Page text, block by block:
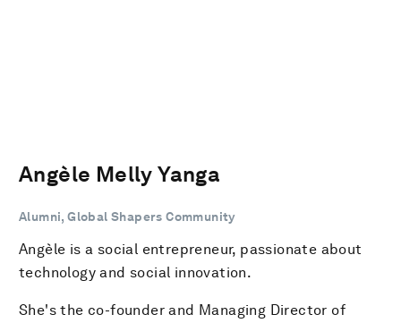
Angèle Melly Yanga
Alumni, Global Shapers Community
Angèle is a social entrepreneur, passionate about
technology and social innovation.
She's the co-founder and Managing Director of